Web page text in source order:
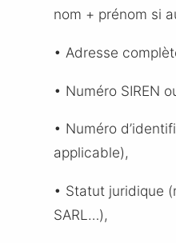
nom + prénom si
• Adresse
• Numéro SIREN
• Numéro
applicable),
• Statut juridique
SARL…),